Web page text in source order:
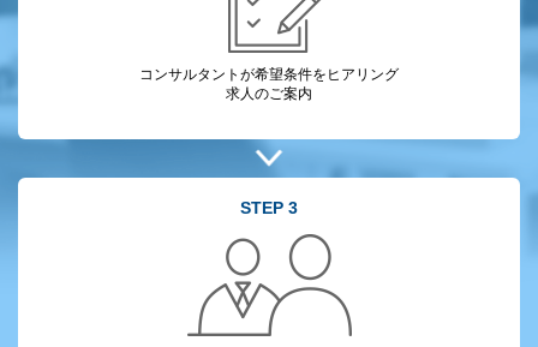
コンサルタントが希望条件をヒアリング
求人のご案内
STEP 3